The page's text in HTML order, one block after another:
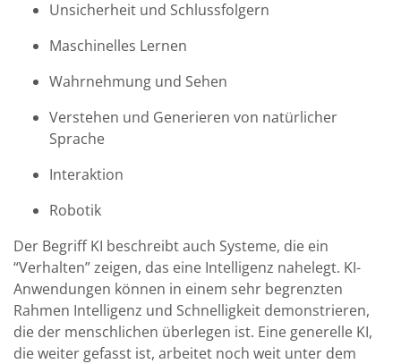
Unsicherheit und Schlussfolgern
Maschinelles Lernen
Wahrnehmung und Sehen
Verstehen und Generieren von natürlicher
Sprache
Interaktion
Robotik
Der Begriff KI beschreibt auch Systeme, die ein
“Verhalten” zeigen, das eine Intelligenz nahelegt. KI-
Anwendungen können in einem sehr begrenzten
Rahmen Intelligenz und Schnelligkeit demonstrieren,
die der menschlichen überlegen ist. Eine generelle KI,
die weiter gefasst ist, arbeitet noch weit unter dem